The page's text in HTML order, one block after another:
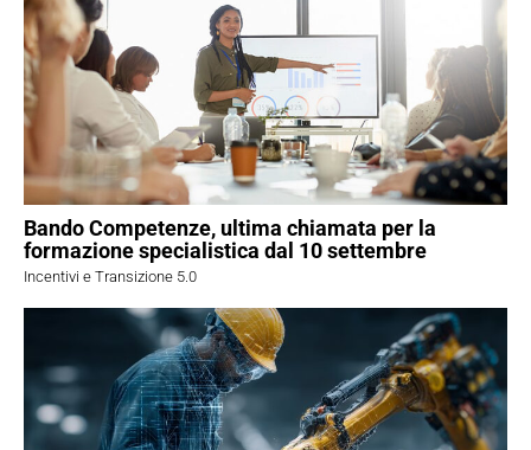
Bando Competenze, ultima chiamata per la
formazione specialistica dal 10 settembre
Incentivi e Transizione 5.0